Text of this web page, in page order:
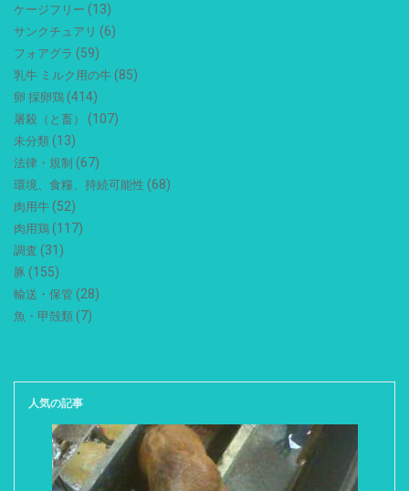
ケージフリー (13)
サンクチュアリ (6)
フォアグラ (59)
乳牛 ミルク用の牛 (85)
卵 採卵鶏 (414)
屠殺（と畜） (107)
未分類 (13)
法律・規制 (67)
環境、食糧、持続可能性 (68)
肉用牛 (52)
肉用鶏 (117)
調査 (31)
豚 (155)
輸送・保管 (28)
魚・甲殻類 (7)
人気の記事